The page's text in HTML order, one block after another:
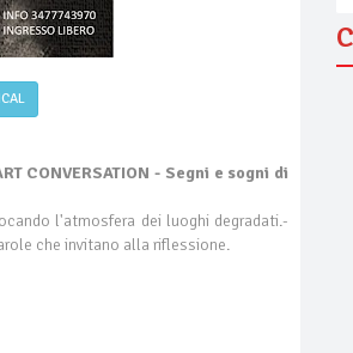
CONVERSATION - Segni e sogni di
l'atmosfera dei luoghi degradati.-
che invitano alla riflessione.